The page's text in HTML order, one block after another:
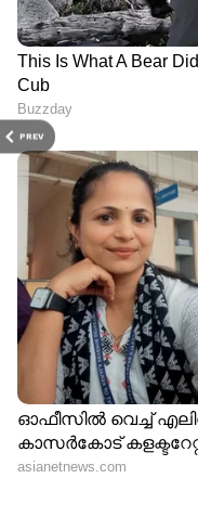
PREV